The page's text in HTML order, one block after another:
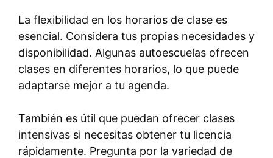
La flexibilidad en los horarios de clase es
esencial. Considera tus propias necesidades y
disponibilidad. Algunas autoescuelas ofrecen
clases en diferentes horarios, lo que puede
adaptarse mejor a tu agenda.
También es útil que puedan ofrecer clases
intensivas si necesitas obtener tu licencia
rápidamente. Pregunta por la variedad de